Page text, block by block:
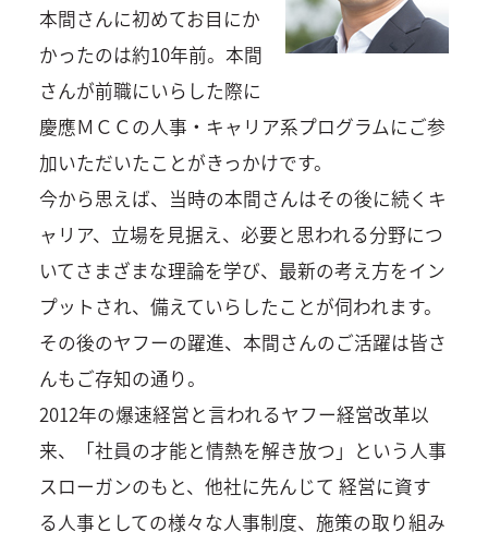
本間さんに初めてお目にか
かったのは約10年前。本間
さんが前職にいらした際に
慶應ＭＣＣの人事・キャリア系プログラムにご参
加いただいたことがきっかけです。
今から思えば、当時の本間さんはその後に続くキ
ャリア、立場を見据え、必要と思われる分野につ
いてさまざまな理論を学び、最新の考え方をイン
プットされ、備えていらしたことが伺われます。
その後のヤフーの躍進、本間さんのご活躍は皆さ
んもご存知の通り。
2012年の爆速経営と言われるヤフー経営改革以
来、「社員の才能と情熱を解き放つ」という人事
スローガンのもと、他社に先んじて 経営に資す
る人事としての様々な人事制度、施策の取り組み